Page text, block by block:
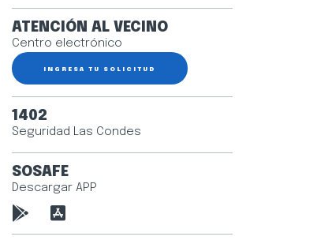
ATENCIÓN AL VECINO
Centro electrónico
INGRESA TU SOLICITUD
1402
Seguridad Las Condes
SOSAFE
Descargar APP